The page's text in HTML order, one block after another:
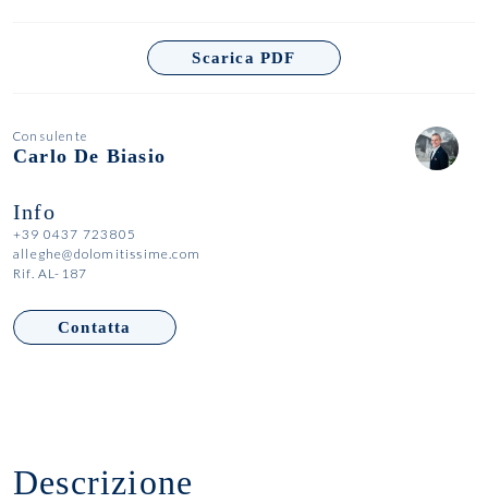
Scarica PDF
Consulente
Carlo De Biasio
Info
+39 0437 723805
alleghe@dolomitissime.com
Rif. AL-187
Contatta
Descrizione